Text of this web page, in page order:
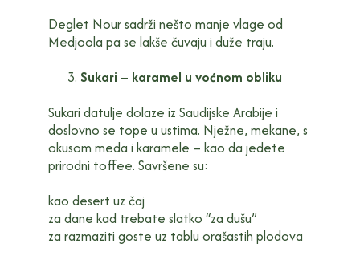
Deglet Nour sadrži nešto manje vlage od
Medjoola pa se lakše čuvaju i duže traju.
Sukari – karamel u voćnom obliku
Sukari datulje dolaze iz Saudijske Arabije i
doslovno se tope u ustima. Nježne, mekane, s
okusom meda i karamele – kao da jedete
prirodni toffee. Savršene su:
kao desert uz čaj
za dane kad trebate slatko “za dušu”
za razmaziti goste uz tablu orašastih plodova